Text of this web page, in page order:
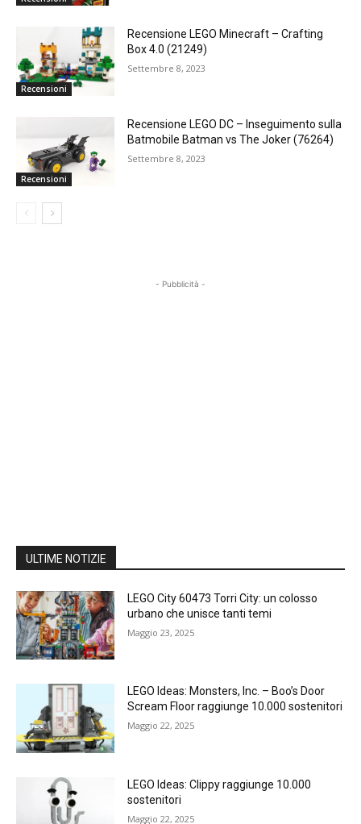
Recensioni
Recensione LEGO Minecraft – Crafting
Box 4.0 (21249)
Settembre 8, 2023
Recensioni
Recensione LEGO DC – Inseguimento sulla
Batmobile Batman vs The Joker (76264)
Settembre 8, 2023
- Pubblicità -
ULTIME NOTIZIE
LEGO City 60473 Torri City: un colosso
urbano che unisce tanti temi
Maggio 23, 2025
LEGO Ideas: Monsters, Inc. – Boo’s Door
Scream Floor raggiunge 10.000 sostenitori
Maggio 22, 2025
LEGO Ideas: Clippy raggiunge 10.000
sostenitori
Maggio 22, 2025